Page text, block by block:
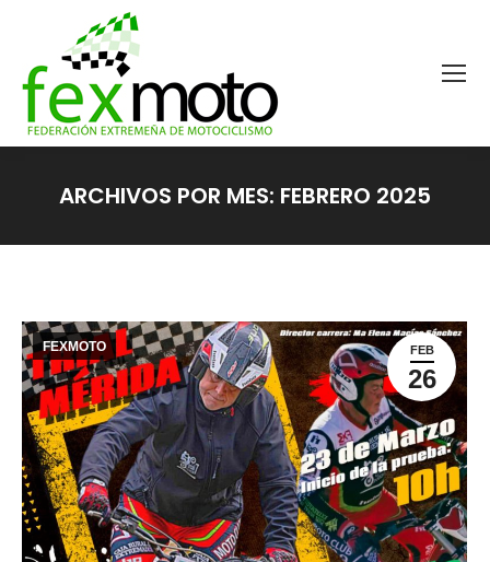
ARCHIVOS POR MES: FEBRERO 2025
FEB
26
FEXMOTO